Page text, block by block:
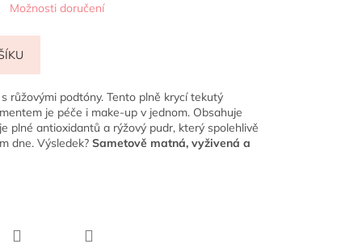
Možnosti doručení
růžovými podtóny. Tento plně krycí tekutý
je péče i make-up v jednom. Obsahuje
plné antioxidantů a rýžový pudr, který spolehlivě
dne. Výsledek? Sametově matná, vyživená a